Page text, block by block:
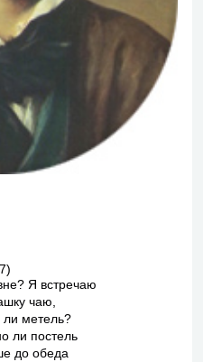
Я встречаю
чаю,
ли метель?
ли постель
до обеда